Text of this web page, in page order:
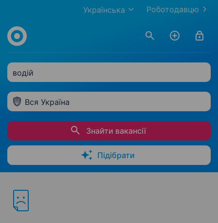
Роботодавцю
Українська
водій
Вся Україна
Знайти вакансії
Підібрати